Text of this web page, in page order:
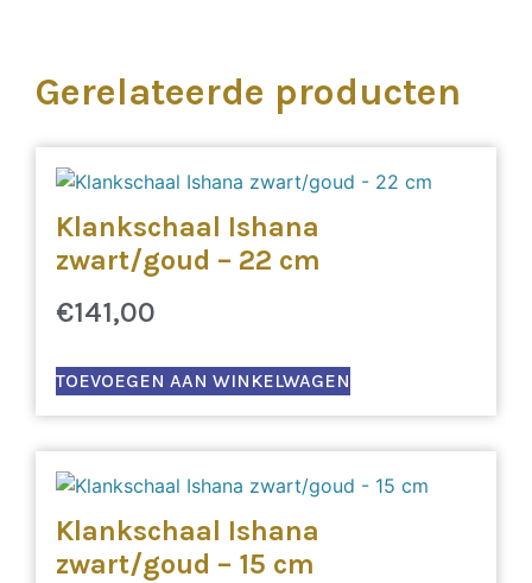
Gerelateerde producten
Klankschaal Ishana
zwart/goud – 22 cm
€141,00
TOEVOEGEN AAN WINKELWAGEN
Klankschaal Ishana
zwart/goud – 15 cm